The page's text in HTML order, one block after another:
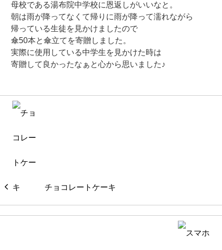
母校である湯布院中学校に恩返しがいいなと。
朝は雨が降ってなくて帰りに雨が降って濡れながら
帰っている生徒を見かけましたので
傘50本と傘立てを寄贈しました。
実際に使用している中学生を見かけた時は
寄贈して良かったなぁと心から思いました♪
チョコレートケーキ